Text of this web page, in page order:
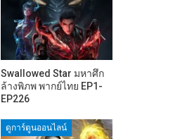
Swallowed Star มหาศึก
ล้างพิภพ พากย์ไทย EP1-
EP226
ดูการ์ตูนออนไลน์